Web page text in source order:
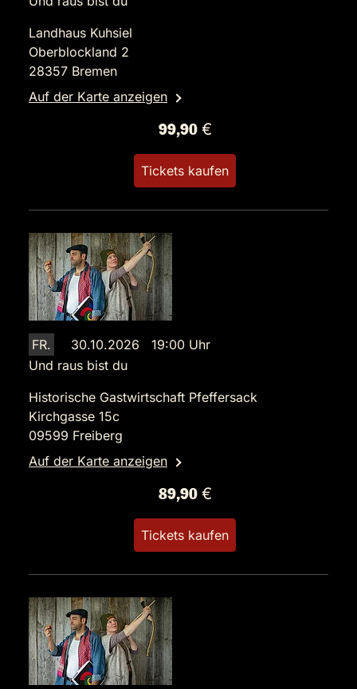
Landhaus Kuhsiel
Oberblockland 2
28357 Bremen
Auf der Karte anzeigen
99,90 €
Tickets kaufen
FR.
30.10.2026 19:00 Uhr
Und raus bist du
Historische Gastwirtschaft Pfeffersack
Kirchgasse 15c
09599 Freiberg
Auf der Karte anzeigen
89,90 €
Tickets kaufen